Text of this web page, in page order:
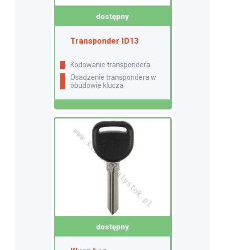
dostępny
Transponder ID13
Kodowanie transpondera
Osadzenie transpondera w
obudowie klucza
dostępny